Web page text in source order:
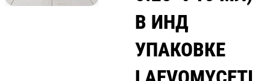
В ИНД
УПАКОВКЕ